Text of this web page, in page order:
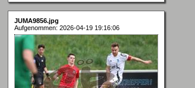
JUMA9856.jpg
Aufgenommen: 2026-04-19 19:16:06